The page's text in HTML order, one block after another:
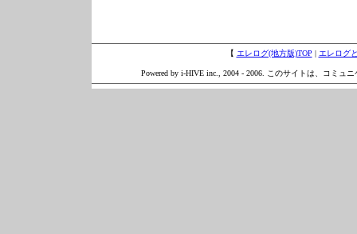
【 エレログ(地方版)TOP | エレログ
Powered by i-HIVE inc., 2004 - 2006. このサイトは、コミュ